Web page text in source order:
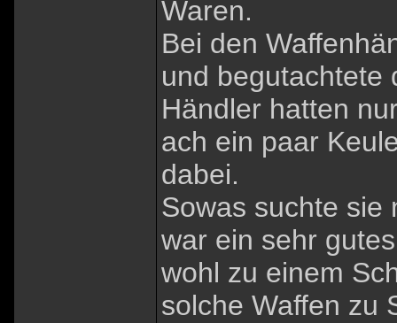
Waren.
Bei den
und begutachtete
Händler hatten
ach ein paar
dabei.
Sowas suchte sie
war ein sehr
wohl zu einem
solche Waffen zu